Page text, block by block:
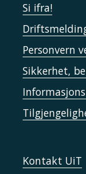
Si ifra!
Personvern
Sikkerhet,
Kontakt UiT